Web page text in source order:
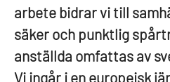
arbete bidrar vi till
säker och punktlig
anställda omfattas av
Vi ingår i en europeisk